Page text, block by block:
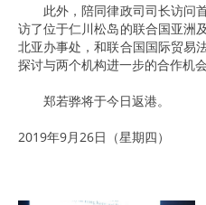
此外，陪同律政司司长访问
访了位于仁川松岛的联合国亚洲
北亚办事处，和联合国国际贸易
探讨与两个机构进一步的合作机会
郑若骅将于今日返港。
2019年9月26日（星期四）